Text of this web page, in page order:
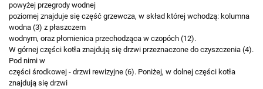
powyżej przegrody wodnej
poziomej znajduje się część grzewcza, w skład której wchodzą: kolumna
wodna (3) z płaszczem
wodnym, oraz płomienica przechodząca w czopóch (12).
W górnej części kotła znajdują się drzwi przeznaczone do czyszczenia (4).
Pod nimi w
części środkowej - drzwi rewizyjne (6). Poniżej, w dolnej części kotła
znajdują się drzwi